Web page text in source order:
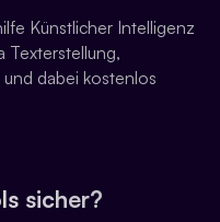
Künstlicher Intelligenz
Texterstellung,
dabei kostenlos
sicher?